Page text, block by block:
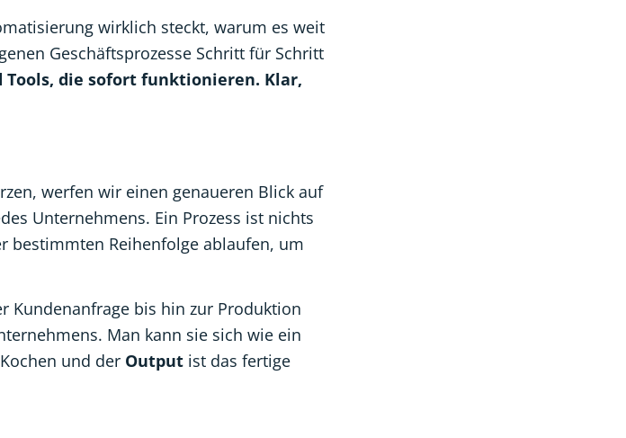
wirklich steckt, warum es weit
Geschäftsprozesse Schritt für Schritt
die sofort funktionieren. Klar,
werfen wir einen genaueren Blick auf
Unternehmens. Ein Prozess ist nichts
bestimmten Reihenfolge ablaufen, um
Kundenanfrage bis hin zur Produktion
Man kann sie sich wie ein
und der Output ist das fertige